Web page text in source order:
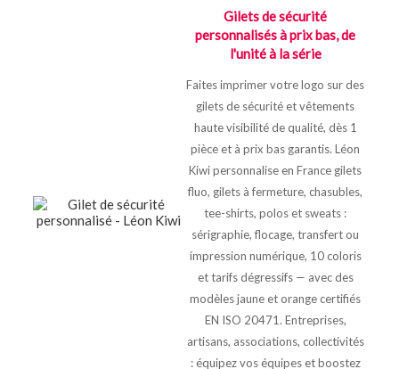
Gilets de sécurité
personnalisés à prix bas, de
l'unité à la série
Faites imprimer votre logo sur des
gilets de sécurité et vêtements
haute visibilité de qualité, dès 1
pièce et à prix bas garantis. Léon
Kiwi personnalise en France gilets
fluo, gilets à fermeture, chasubles,
tee-shirts, polos et sweats :
sérigraphie, flocage, transfert ou
impression numérique, 10 coloris
et tarifs dégressifs — avec des
modèles jaune et orange certifiés
EN ISO 20471. Entreprises,
artisans, associations, collectivités
: équipez vos équipes et boostez